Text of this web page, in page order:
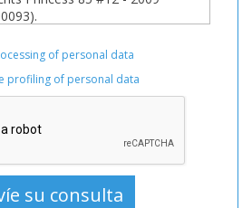
of personal data
profiling of personal data